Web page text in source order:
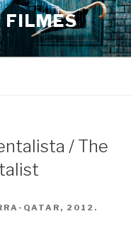
FILMES
/ The
QATAR, 2012.